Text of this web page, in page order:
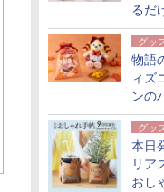
るだ
ムに
グッ
物語
ィズ
ンの
トサ
開グッ
本日
リア
おし